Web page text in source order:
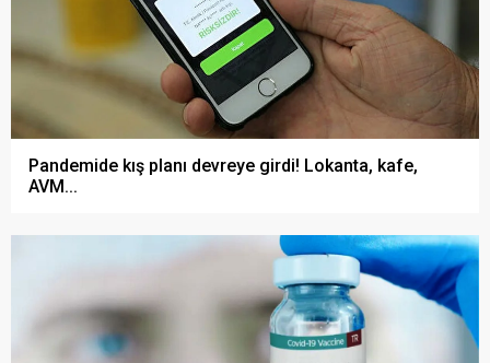
Pandemide kış planı devreye girdi! Lokanta, kafe,
AVM...